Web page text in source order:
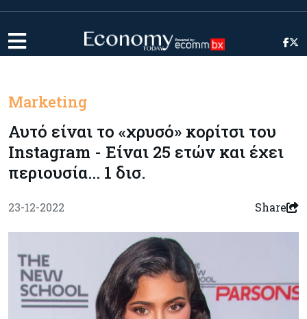
Marketing
Αυτό είναι το «χρυσό» κορίτσι του
Ιnstagram - Είναι 25 ετών και έχει
περιουσία... 1 δισ.
23-12-2022 Share